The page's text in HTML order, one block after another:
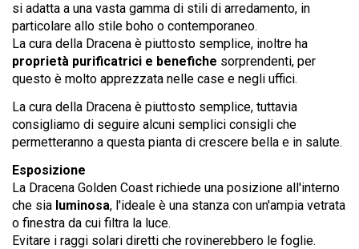
si adatta a una vasta gamma di stili di arredamento, in
particolare allo stile boho o contemporaneo.
La cura della Dracena è piuttosto semplice, inoltre ha
proprietà purificatrici e benefiche sorprendenti, per
questo è molto apprezzata nelle case e negli uffici.
La cura della Dracena è piuttosto semplice, tuttavia
consigliamo di seguire alcuni semplici consigli che
permetteranno a questa pianta di crescere bella e in salute.
Esposizione
La Dracena Golden Coast richiede una posizione all'interno
che sia luminosa, l'ideale è una stanza con un'ampia vetrata
o finestra da cui filtra la luce.
Evitare i raggi solari diretti che rovinerebbero le foglie.